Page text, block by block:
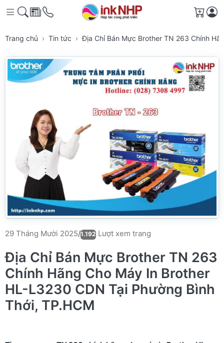
Giỏ
Trang chủ Tin tức Địa Chỉ Bán Mực Brother TN 263 Chính
29 Tháng Mười 2025/1.192 Lượt xem trang
Địa Chỉ Bán Mực Brother TN 263
Chính Hãng Cho Máy In Brother
HL-L3230 CDN Tại Phường Bình
Thới, TP.HCM